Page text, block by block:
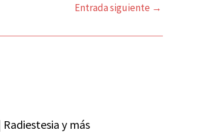
Entrada siguiente →
y más